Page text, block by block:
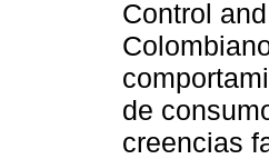
Control
de
creencias